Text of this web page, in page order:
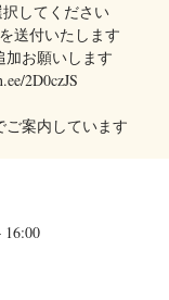
してください
送付いたします
お願いします
2D0czJS
案内しています
16:00